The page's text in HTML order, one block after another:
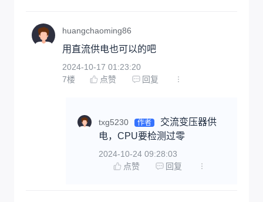
huangchaoming86
用直流供电也可以的吧
2024-10-17 01:23:20
7楼 点赞 回复
txg5230 作者
交流变压器供
电，CPU要检测过零
2024-10-24 09:28:03
点赞
回复